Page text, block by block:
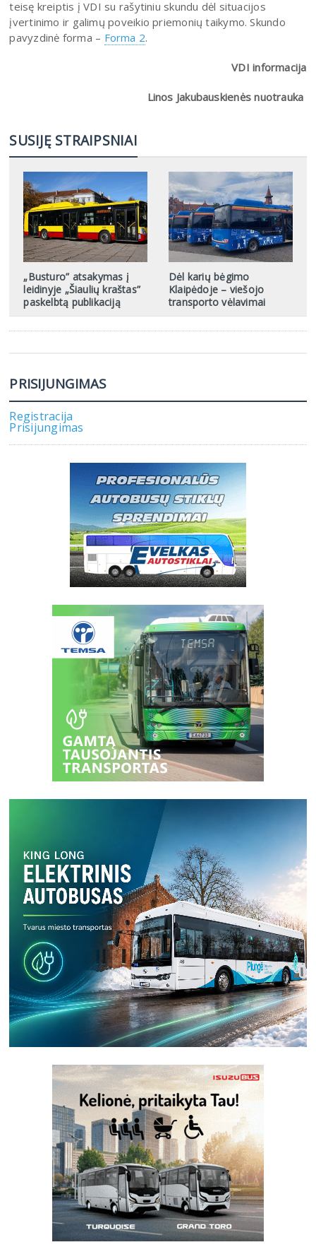
teisę kreiptis į VDI su rašytiniu skundu dėl situacijos
įvertinimo ir galimų poveikio priemonių taikymo. Skundo
pavyzdinė forma – Forma 2.
VDI informacija
Linos Jakubauskienės nuotrauka
SUSIJĘ STRAIPSNIAI
„Busturo” atsakymas į
leidinyje „Šiaulių kraštas”
paskelbtą publikaciją
Dėl karių bėgimo
Klaipėdoje – viešojo
transporto vėlavimai
PRISIJUNGIMAS
Registracija
Prisijungimas